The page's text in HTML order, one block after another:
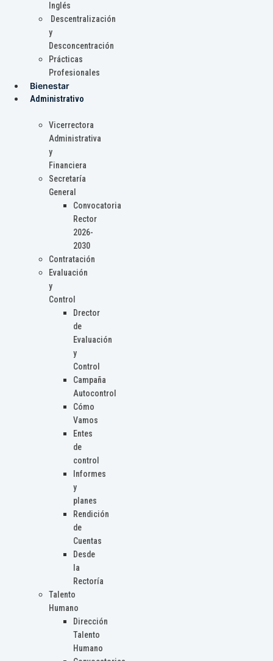
Inglés
Descentralización
y
Desconcentración
Prácticas
Profesionales
Bienestar
Administrativo
Vicerrectora
Administrativa
y
Financiera
Secretaría
General
Convocatoria
Rector
2026-
2030
Contratación
Evaluación
y
Control
Drector
de
Evaluación
y
Control
Campaña
Autocontrol
Cómo
Vamos
Entes
de
control
Informes
y
planes
Rendición
de
Cuentas
Desde
la
Rectoría
Talento
Humano
Dirección
Talento
Humano